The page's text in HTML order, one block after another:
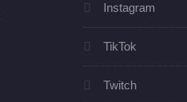
Instagram
TikTok
Twitch